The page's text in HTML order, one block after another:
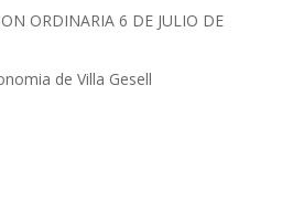
ORDINARIA 6 DE JULIO DE
de Villa Gesell